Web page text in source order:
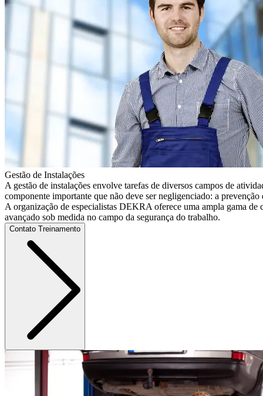
Gestão de Instalações
A gestão de instalações envolve tarefas de diversos campos de
componente importante que não deve ser negligenciado: a prevenção
A organização de especialistas DEKRA oferece uma ampla gama de
avançado sob medida no campo da segurança do trabalho.
Contato Treinamento